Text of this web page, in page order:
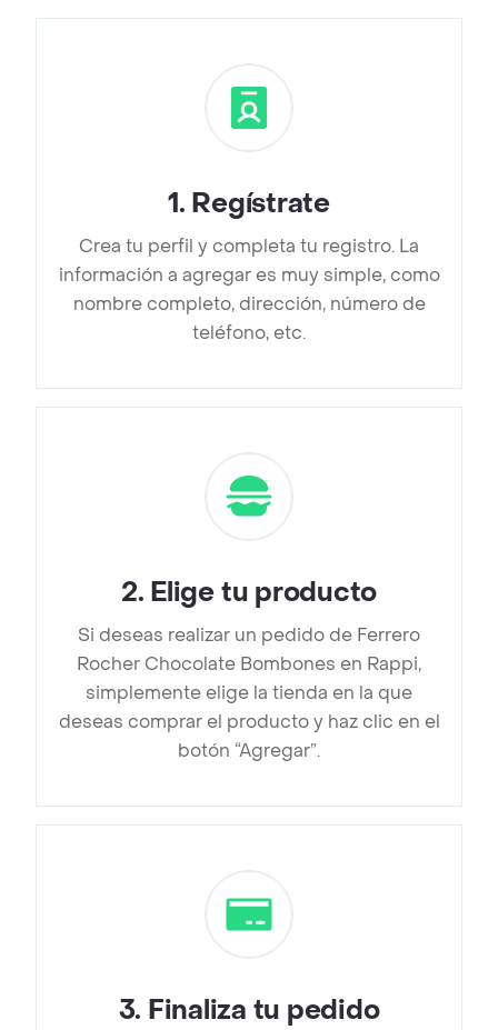
1. Regístrate
Crea tu perfil y completa tu registro. La
información a agregar es muy simple, como
nombre completo, dirección, número de
teléfono, etc.
2. Elige tu producto
Si deseas realizar un pedido de Ferrero
Rocher Chocolate Bombones en Rappi,
simplemente elige la tienda en la que
deseas comprar el producto y haz clic en el
botón “Agregar”.
3. Finaliza tu pedido